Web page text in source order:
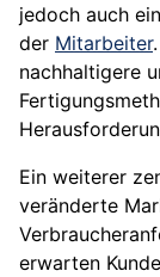
jedoch auch
der Mitarbeiter
nachhaltigere
Ein weiterer
veränderte
erwarten